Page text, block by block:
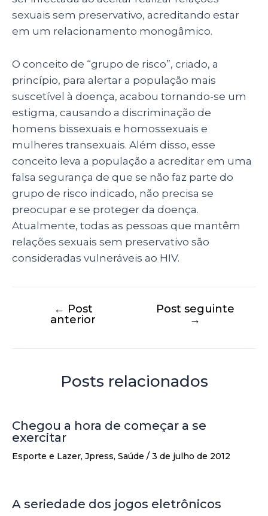
sexuais sem preservativo, acreditando estar
em um relacionamento monogâmico.
O conceito de “grupo de risco”, criado, a
princípio, para alertar a população mais
suscetível à doença, acabou tornando-se um
estigma, causando a discriminação de
homens bissexuais e homossexuais e
mulheres transexuais. Além disso, esse
conceito leva a população a acreditar em uma
falsa segurança de que se não faz parte do
grupo de risco indicado, não precisa se
preocupar e se proteger da doença.
Atualmente, todas as pessoas que mantêm
relações sexuais sem preservativo são
consideradas vulneráveis ao HIV.
← Post
anterior
Post seguinte
→
Posts relacionados
Chegou a hora de começar a se
exercitar
Esporte e Lazer, Jpress, Saúde / 3 de julho de 2012
A seriedade dos jogos eletrônicos